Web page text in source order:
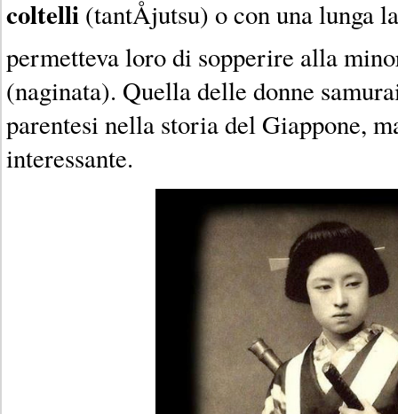
coltelli (tantÅjutsu) o con una lunga
permetteva loro di sopperire alla
(naginata). Quella delle donne
parentesi nella storia del Giappone,
interessante.